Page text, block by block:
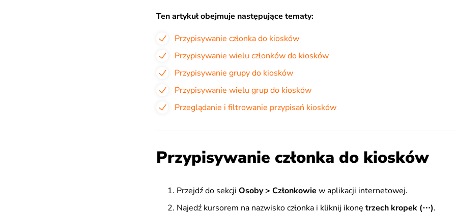
Ten artykuł obejmuje następujące tematy:
Przypisywanie członka do kiosków
Przypisywanie wielu członków do kiosków
Przypisywanie grupy do kiosków
Przypisywanie wielu grup do kiosków
Przeglądanie i filtrowanie przypisań kiosków
Przypisywanie członka do kiosków
Przejdź do sekcji Osoby > Członkowie w aplikacji internetowej.
Najedź kursorem na nazwisko członka i kliknij ikonę trzech kropek (⋯).